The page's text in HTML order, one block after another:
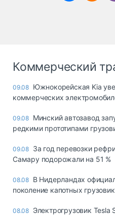
Коммерческий
09.08 Южнокорейская Kia
коммерческих
09.08 Минский автозавод
редкими прототипами
09.08 За год перевозки
Самару подорожали на 51 %
08.08 В Нидерландах
поколение капотных
08.08 Электрогрузовик Tesla